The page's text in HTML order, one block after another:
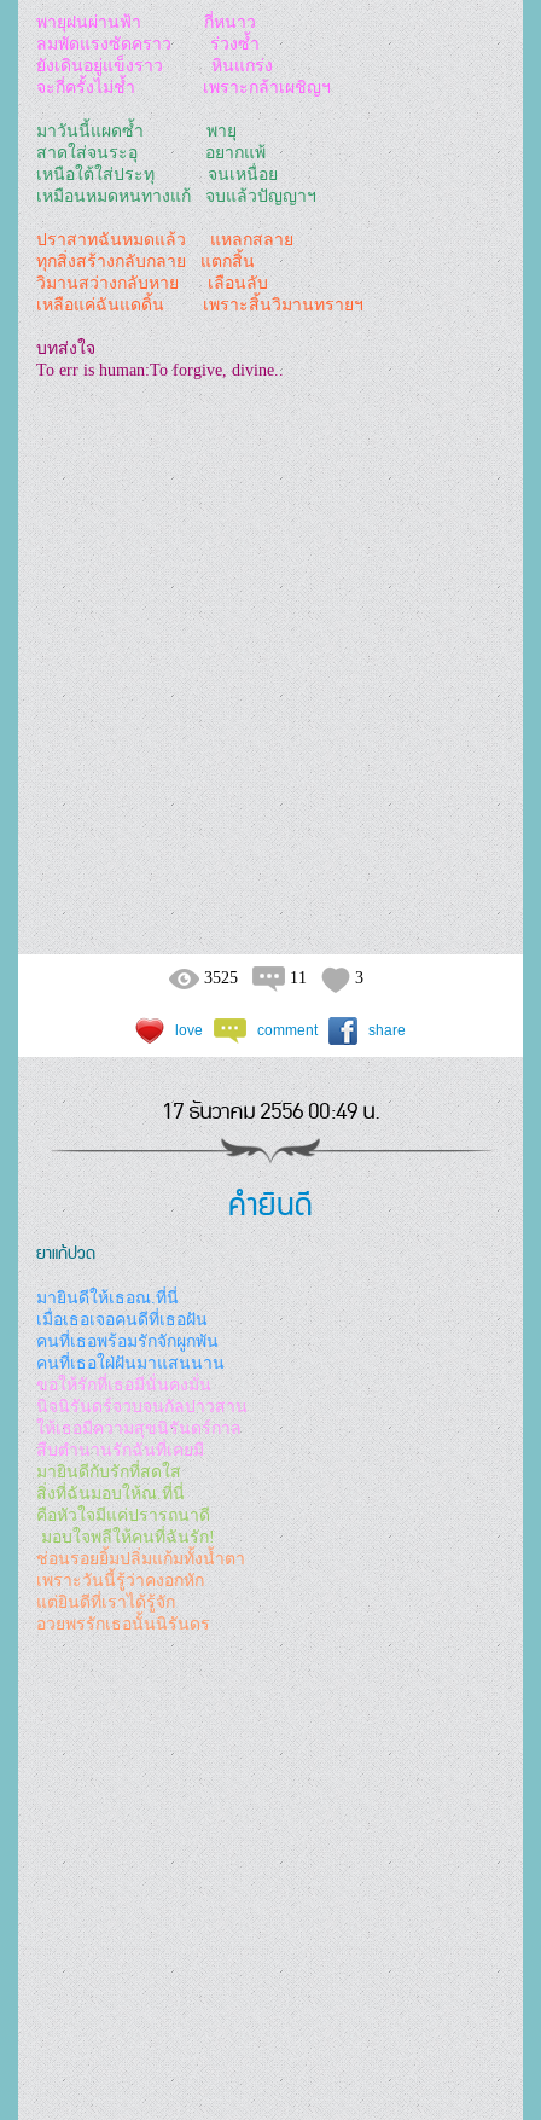
พายุฝนผ่านฟ้า             กี่หนาว
ลมพัดแรงซัดคราว        ร่วงซ้ำ
ยังเดินอยู่แข็งราว          หินแกร่ง
จะกี่ครั้งไม่ช้ำ              เพราะกล้าเผชิญฯ
มาวันนี้แผดซ้ำ             พายุ
สาดใส่จนระอุ              อยากแพ้
เหนือใต้ใส่ประทุ           จนเหนื่อย
เหมือนหมดหนทางแก้   จบแล้วปัญญาฯ
ปราสาทฉันหมดแล้ว     แหลกสลาย
ทุกสิ่งสร้างกลับกลาย   แตกสิ้น
วิมานสว่างกลับหาย      เลือนลับ
เหลือแค่ฉันแดดิ้น        เพราะสิ้นวิมานทรายฯ
บทส่งใจ
To err is human:To forgive, divine..
3525 11 3
love comment share
17 ธันวาคม 2556 00:49 น.
คำยินดี
ยาแก้ปวด
มายินดีให้เธอณ.ที่นี่
เมื่อเธอเจอคนดีที่เธอฝัน
คนที่เธอพร้อมรักจักผูกพัน
คนที่เธอใฝ่ฝันมาแสนนาน
ขอให้รักที่เธอมีนั่นคงมั่น
นิจนิรันดร์จวบจนกัลปาวสาน
ให้เธอมีความสุขนิรันดร์กาล
สืบตำนานรักฉันที่เคยมี
มายินดีกับรักที่สดใส
สิ่งที่ฉันมอบให้ณ.ที่นี่
คือหัวใจมีแค่ปรารถนาดี
มอบใจพลีให้คนที่ฉันรัก!
ช่อนรอยยิ้มปลิ่มแก้มทั้งน้ำตา
เพราะวันนี้รู้ว่าคงอกหัก
แต่ยินดีที่เราได้รู้จัก
อวยพรรักเธอนั้นนิรันดร